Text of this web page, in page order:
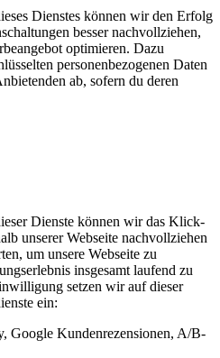
Dienstes können wir den Erfolg
besser nachvollziehen,
optimieren. Dazu
personenbezogenen Daten
ab, sofern du deren
Dienste können wir das Klick-
unserer Webseite nachvollziehen
um unsere Webseite zu
insgesamt laufend zu
setzen wir auf dieser
ein:
Google Kundenrezensionen, A/B-